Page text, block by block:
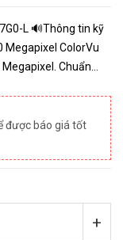
L 🔊Thông tin kỹ
Chuẩn
0...
được báo giá tốt
+